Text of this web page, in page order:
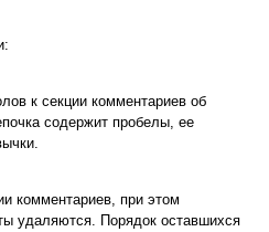
к секции комментариев об
содержит пробелы, ее
комментариев, при этом
удаляются. Порядок оставшихся